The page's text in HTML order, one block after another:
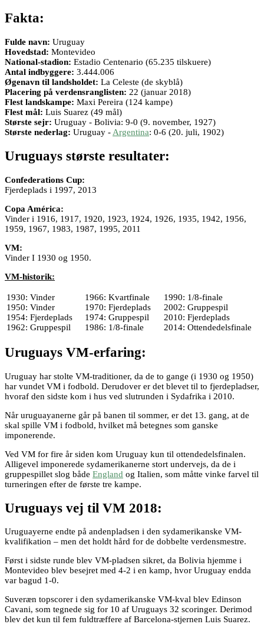
Fakta:
Fulde navn: Uruguay
Hovedstad: Montevideo
National-stadion: Estadio Centenario (65.235 tilskuere)
Antal indbyggere: 3.444.006
Øgenavn til landsholdet: La Celeste (de skyblå)
Placering på verdensranglisten: 22 (januar 2018)
Flest landskampe: Maxi Pereira (124 kampe)
Flest mål: Luis Suarez (49 mål)
Største sejr: Uruguay - Bolivia: 9-0 (9. november, 1927)
Største nederlag: Uruguay - Argentina: 0-6 (20. juli, 1902)
Uruguays største resultater:
Confederations Cup:
Fjerdeplads i 1997, 2013
Copa América:
Vinder i 1916, 1917, 1920, 1923, 1924, 1926, 1935, 1942, 1956,
1959, 1967, 1983, 1987, 1995, 2011
VM:
Vinder I 1930 og 1950.
VM-historik:
1930: Vinder
1950: Vinder
1954: Fjerdeplads
1962: Gruppespil
1966: Kvartfinale
1970: Fjerdeplads
1974: Gruppespil
1986: 1/8-finale
1990: 1/8-finale
2002: Gruppespil
2010: Fjerdeplads
2014: Ottendedelsfinale
Uruguays VM-erfaring:
Uruguay har stolte VM-traditioner, da de to gange (i 1930 og 1950)
har vundet VM i fodbold. Derudover er det blevet til to fjerdepladser,
hvoraf den sidste kom i hus ved slutrunden i Sydafrika i 2010.
Når uruguayanerne går på banen til sommer, er det 13. gang, at de
skal spille VM i fodbold, hvilket må betegnes som ganske
imponerende.
Ved VM for fire år siden kom Uruguay kun til ottendedelsfinalen.
Alligevel imponerede sydamerikanerne stort undervejs, da de i
gruppespillet slog både England og Italien, som måtte vinke farvel til
turneringen efter de første tre kampe.
Uruguays vej til VM 2018:
Uruguayerne endte på andenpladsen i den sydamerikanske VM-
kvalifikation – men det holdt hård for de dobbelte verdensmestre.
Først i sidste runde blev VM-pladsen sikret, da Bolivia hjemme i
Montevideo blev besejret med 4-2 i en kamp, hvor Uruguay endda
var bagud 1-0.
Suveræn topscorer i den sydamerikanske VM-kval blev Edinson
Cavani, som tegnede sig for 10 af Uruguays 32 scoringer. Derimod
blev det kun til fem fuldtræffere af Barcelona-stjernen Luis Suarez.